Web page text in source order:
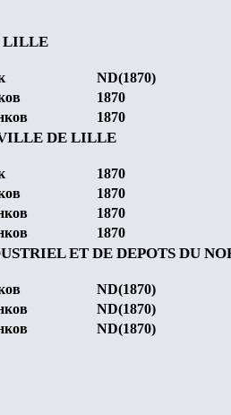
LILLE
ND(1870)
1870
1870
DE LILLE
1870
1870
1870
1870
ET DE DEPOTS DU
ND(1870)
ND(1870)
ND(1870)